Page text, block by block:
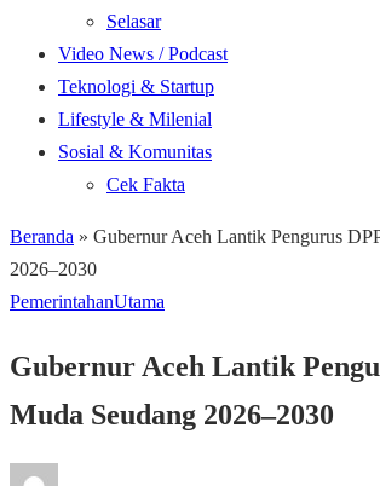
Selasar
Video News / Podcast
Teknologi & Startup
Lifestyle & Milenial
Sosial & Komunitas
Cek Fakta
Beranda » Gubernur Aceh Lantik Pengurus
2026–2030
PemerintahanUtama
Gubernur Aceh Lantik
Muda Seudang 2026–2030